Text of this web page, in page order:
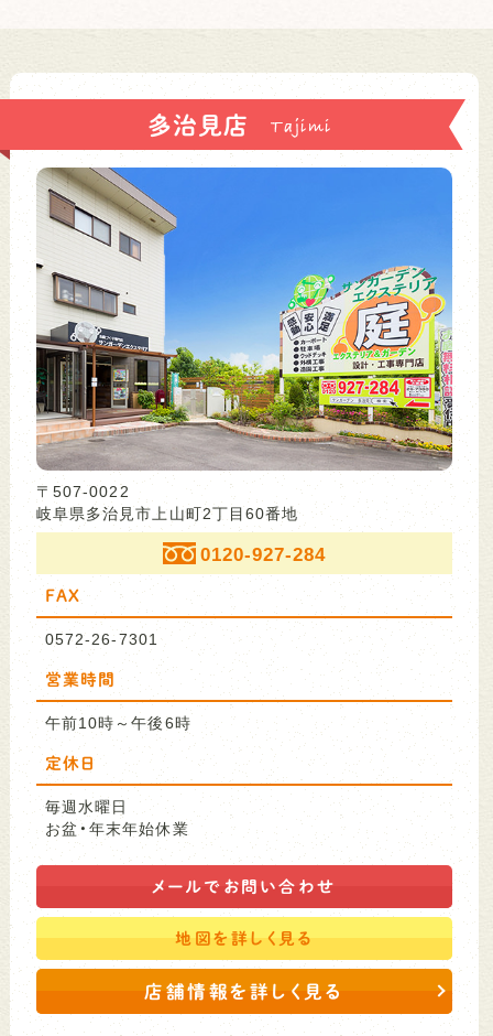
多治見店
〒507-0022
岐阜県多治見市上山町2丁目60番地
0120-927-284
FAX
0572-26-7301
営業時間
午前10時～午後6時
定休日
毎週水曜日
お盆・年末年始休業
メールで お問い合わせ
地図を詳しく見る
店舗情報を詳しく見る